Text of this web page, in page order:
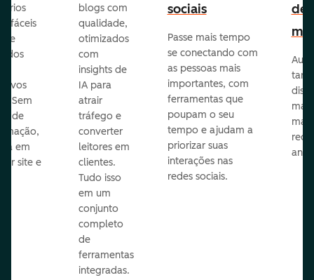
fáceis
e
Sem
de
em
site e
blogs com
qualidade,
otimizados
com
insights de
IA para
atrair
tráfego e
converter
leitores em
clientes.
Tudo isso
em um
conjunto
completo
de
ferramentas
integradas.
sociais
Passe mais tempo
se conectando com
as pessoas mais
importantes, com
ferramentas que
poupam o seu
tempo e ajudam a
priorizar suas
interações nas
redes sociais.
de
mail